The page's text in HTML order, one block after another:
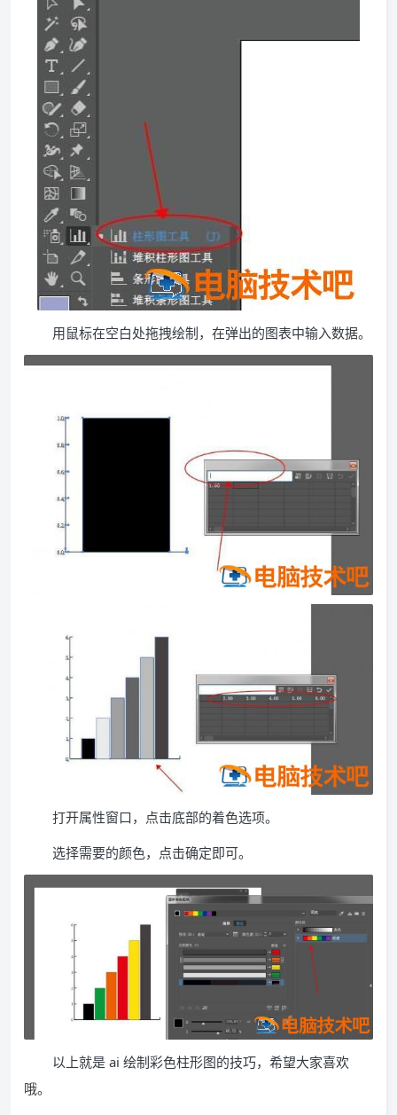
用鼠标在空白处拖拽绘制，在弹出的图表中输入数据。
打开属性窗口，点击底部的着色选项。
选择需要的颜色，点击确定即可。
以上就是 ai 绘制彩色柱形图的技巧，希望大家喜欢
哦。